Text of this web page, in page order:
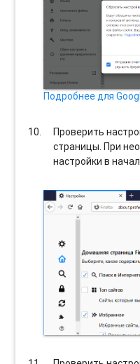
Подробнее для
Проверить
страницы. При
настройки в